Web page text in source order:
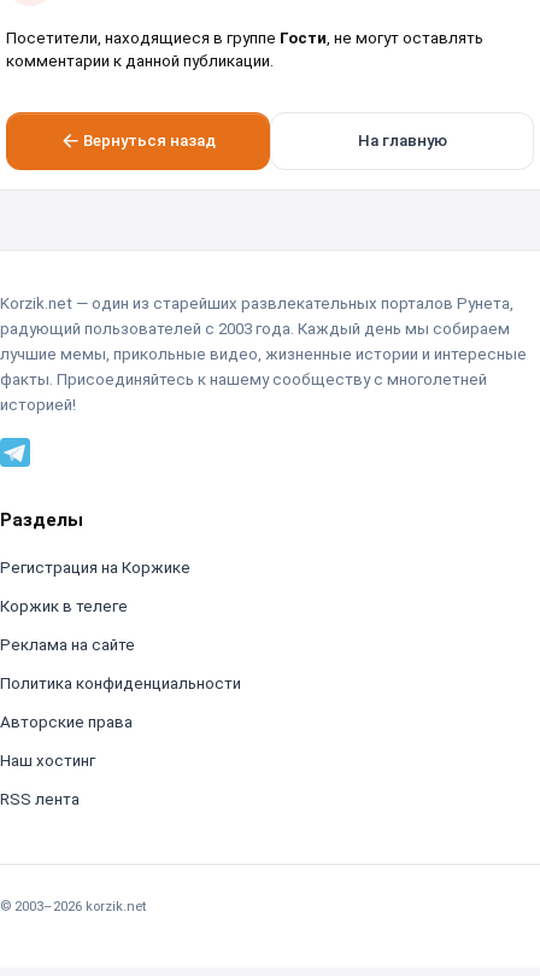
Посетители, находящиеся в группе Гости , не могут оставлять
комментарии к данной публикации.
Вернуться назад На главную
Korzik.net — один из старейших развлекательных порталов Рунета,
радующий пользователей с 2003 года. Каждый день мы собираем
лучшие мемы, прикольные видео, жизненные истории и интересные
факты. Присоединяйтесь к нашему сообществу с многолетней
историей!
Разделы
Регистрация на Коржике
Коржик в телеге
Реклама на сайте
Политика конфиденциальности
Авторские права
Наш хостинг
RSS лента
© 2003–2026 korzik.net